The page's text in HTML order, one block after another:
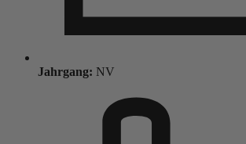
Jahrgang: NV